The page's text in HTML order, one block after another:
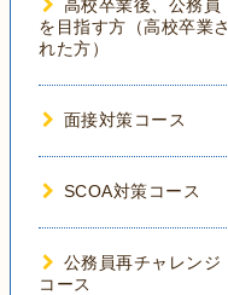
高校卒業後、公務員
を目指す方（高校卒業さ
れた方）
面接対策コース
SCOA対策コース
公務員再チャレンジ
コース